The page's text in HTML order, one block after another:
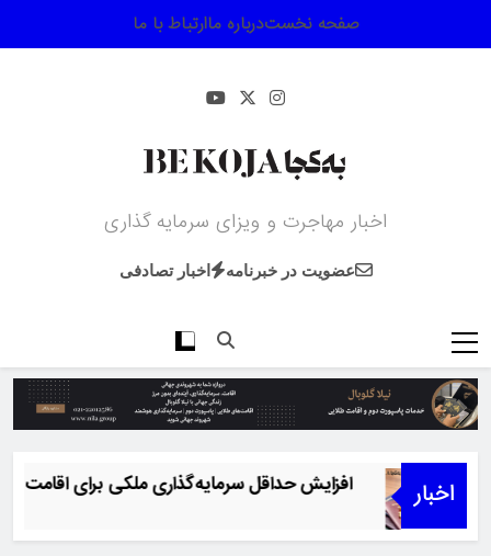
صفحه نخستدرباره ماارتباط با ما
اخبار مهاجرت و ویزای سرمایه گذاری
عضویت در خبرنامه اخبار تصادفی
اخبار افزایش حداقل سرمایه‌گذاری ملکی برای اقامت گرجستان به ۱۵۰ هزار دلار